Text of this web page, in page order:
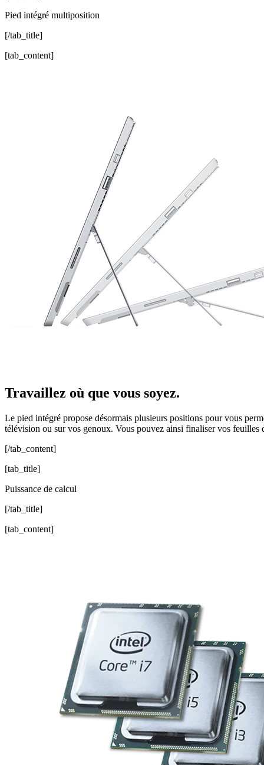
Pied intégré multiposition
[/tab_title]
[tab_content]
Travaillez où que vous soyez.
Le pied intégré propose désormais plusieurs positions pour vous
télévision ou sur vos genoux. Vous pouvez ainsi finaliser vos feuilles
[/tab_content]
[tab_title]
Puissance de calcul
[/tab_title]
[tab_content]